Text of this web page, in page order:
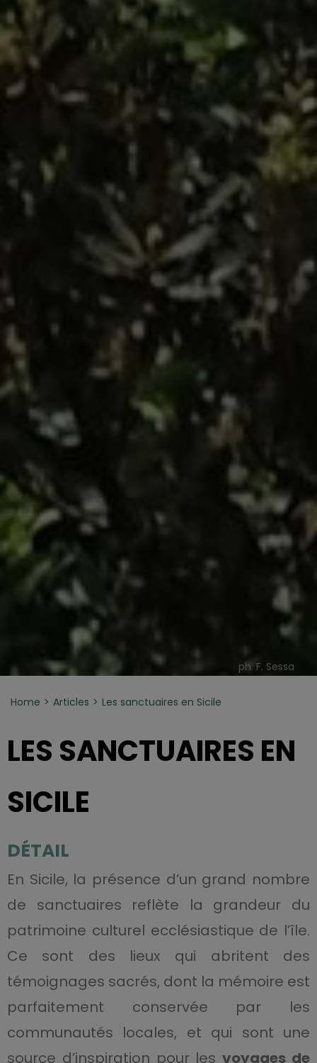
ph. F. Sessa
Home Articles Les sanctuaires en Sicile
LES SANCTUAIRES EN
SICILE
DÉTAIL
En Sicile, la présence d’un grand nombre
de sanctuaires reflète la grandeur du
patrimoine culturel ecclésiastique de l’île.
Ce sont des lieux qui abritent des
témoignages sacrés, dont la mémoire est
parfaitement conservée par les
communautés locales, et qui sont une
source d’inspiration pour lesvoyages de